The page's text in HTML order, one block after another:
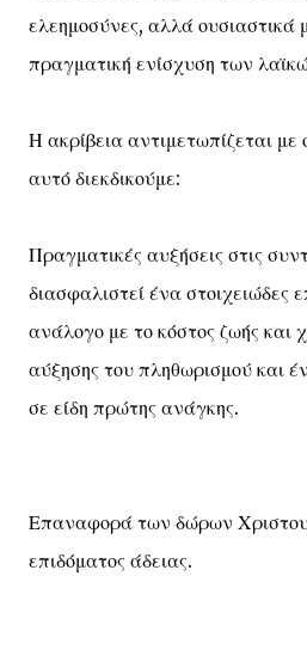
ελεημοσύνες, αλλά ουσιαστικά
πραγματική ενίσχυση των
Η ακρίβεια αντιμετωπίζεται με
αυτό διεκδικούμε:
Πραγματικές αυξήσεις στις
διασφαλιστεί ένα στοιχειώδες
ανάλογο με το κόστος ζωής
αύξησης του πληθωρισμού και
σε είδη πρώτης ανάγκης.
Επαναφορά των δώρων
επιδόματος άδειας.